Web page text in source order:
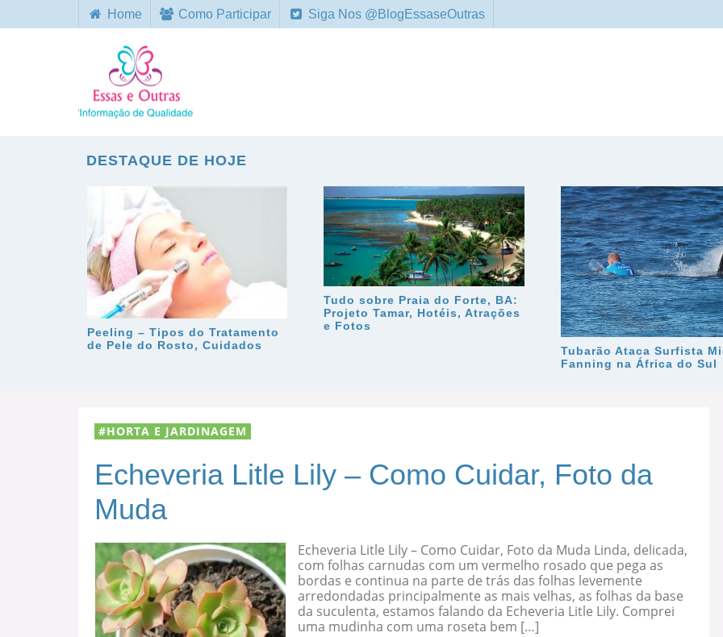
Home Como Participar Siga Nos @BlogEssaseOutras
DESTAQUE DE HOJE
Peeling – Tipos do Tratamento
de Pele do Rosto, Cuidados
Tudo sobre Praia do Forte, BA:
Projeto Tamar, Hotéis, Atrações
e Fotos
Tubarão Ataca Surfista
Fanning na África do Sul
HORTA E JARDINAGEM
Echeveria Litle Lily – Como Cuidar, Foto da
Muda
Echeveria Litle Lily – Como Cuidar, Foto da Muda Linda, delicada,
com folhas carnudas com um vermelho rosado que pega as
bordas e continua na parte de trás das folhas levemente
arredondadas principalmente as mais velhas, as folhas da base
da suculenta, estamos falando da Echeveria Litle Lily. Comprei
uma mudinha com uma roseta bem […]